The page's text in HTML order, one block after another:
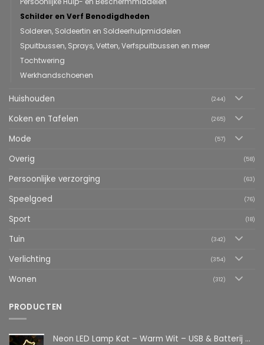
Schilder en Verf Benodigdheden
Solderen, Soldeertin en Soldeerhulpmiddelen
Spuitbussen, Sprays, Vetten, Verfspuitbussen en meer
Tochtwering
Werkhandschoenen
Huishouden (244)
Koken en Tafelen (265)
Mode (57)
Overig (58)
Persoonlijke verzorging (63)
Speelgoed (76)
Sport (18)
Tuin (342)
Verlichting (354)
Wonen (312)
PRODUCTEN
Neon LED Lamp Kat – Warm Wit – USB & Batterij – Decoratieve Tafellamp voor Kinderkamer – 28,5 x 24,5 cm